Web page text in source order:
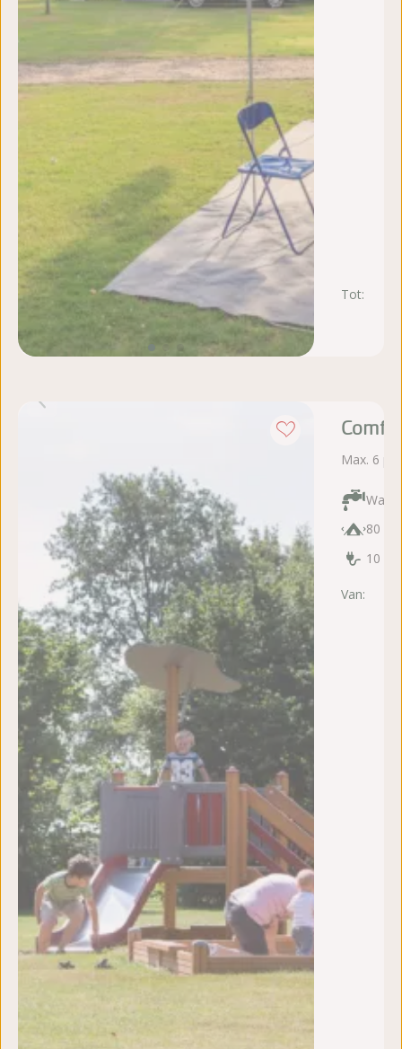
Tot:
Max. 6
Water
80
10
Van: